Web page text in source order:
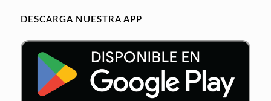
DESCARGA NUESTRA APP